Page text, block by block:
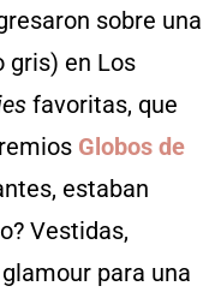
sobre una
gris) en Los
favoritas, que
Globos de
estaban
Vestidas,
para una